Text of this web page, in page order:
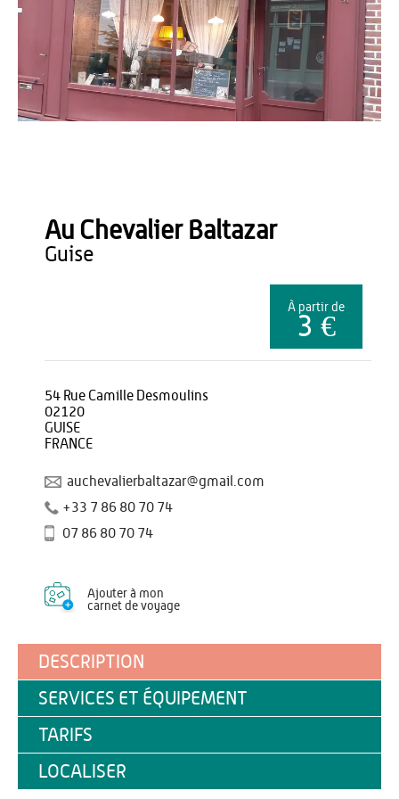
Au Chevalier Batazar
Au Chevalier Baltazar
guise
À partir de
3 €
54 Rue Camille Desmoulins
02120
GUISE
FRANCE
auchevalierbaltazar@gmail.com
+33 7 86 80 70 74
07 86 80 70 74
Ajouter à mon
carnet de voyage
DESCRIPTION
SERVICES ET ÉQUIPEMENT
TARIFS
LOCALISER